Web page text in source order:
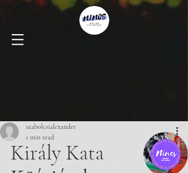
szabolcsialexander
1 min read
Király Kata